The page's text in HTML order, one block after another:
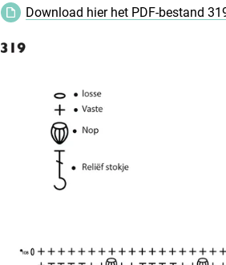
Download hier het PDF-bestand